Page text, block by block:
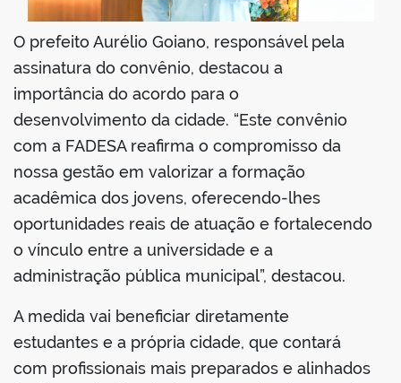
O prefeito Aurélio Goiano, responsável pela
assinatura do convênio, destacou a
importância do acordo para o
desenvolvimento da cidade. “Este convênio
com a FADESA reafirma o compromisso da
nossa gestão em valorizar a formação
acadêmica dos jovens, oferecendo-lhes
oportunidades reais de atuação e fortalecendo
o vínculo entre a universidade e a
administração pública municipal”, destacou.
A medida vai beneficiar diretamente
estudantes e a própria cidade, que contará
com profissionais mais preparados e alinhados